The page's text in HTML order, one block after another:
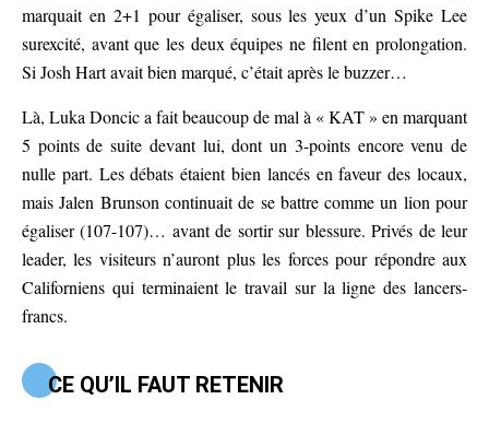
marquait en 2+1 pour égaliser, sous les yeux d’un Spike Lee
surexcité, avant que les deux équipes ne filent en prolongation.
Si Josh Hart avait bien marqué, c’était après le buzzer…
Là, Luka Doncic a fait beaucoup de mal à « KAT » en marquant
5 points de suite devant lui, dont un 3-points encore venu de
nulle part. Les débats étaient bien lancés en faveur des locaux,
mais Jalen Brunson continuait de se battre comme un lion pour
égaliser (107-107)… avant de sortir sur blessure. Privés de leur
leader, les visiteurs n’auront plus les forces pour répondre aux
Californiens qui terminaient le travail sur la ligne des lancers-
francs.
CE QU’IL FAUT RETENIR